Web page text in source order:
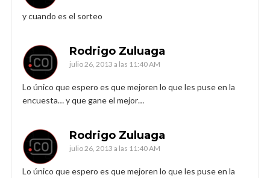
y cuando es el sorteo
Rodrigo Zuluaga
julio 26, 2013 a las 11:40 AM
Lo único que espero es que mejoren lo que les puse en la
encuesta… y que gane el mejor…
Rodrigo Zuluaga
julio 26, 2013 a las 11:40 AM
Lo único que espero es que mejoren lo que les puse en la